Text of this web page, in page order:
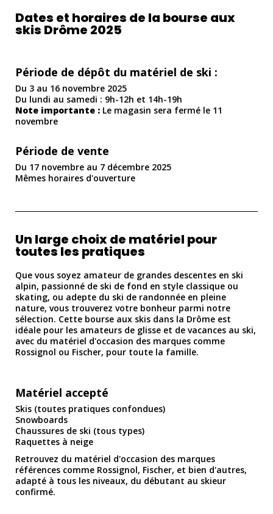
Dates et horaires de la bourse aux
skis Drôme 2025
Période de dépôt du matériel de ski :
Du 3 au 16 novembre 2025
Du lundi au samedi : 9h-12h et 14h-19h
Note importante : Le magasin sera fermé le 11
novembre
Période de vente
Du 17 novembre au 7 décembre 2025
Mêmes horaires d'ouverture
Un large choix de matériel pour
toutes les pratiques
Que vous soyez amateur de grandes descentes en ski
alpin, passionné de ski de fond en style classique ou
skating, ou adepte du ski de randonnée en pleine
nature, vous trouverez votre bonheur parmi notre
sélection. Cette bourse aux skis dans la Drôme est
idéale pour les amateurs de glisse et de vacances au ski,
avec du matériel d'occasion des marques comme
Rossignol ou Fischer, pour toute la famille.
Matériel accepté
Skis (toutes pratiques confondues)
Snowboards
Chaussures de ski (tous types)
Raquettes à neige
Retrouvez du matériel d'occasion des marques
références comme Rossignol, Fischer, et bien d'autres,
adapté à tous les niveaux, du débutant au skieur
confirmé.